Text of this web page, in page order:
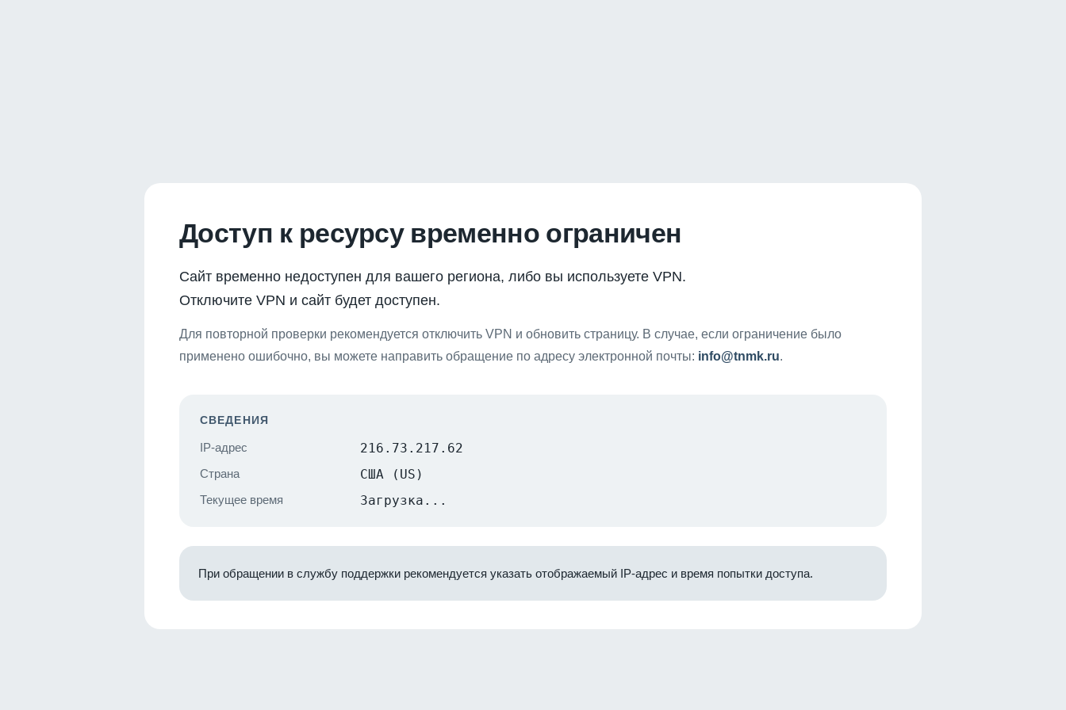
Доступ к ресурсу временно ограничен
Сайт временно недоступен для вашего региона, либо вы используете VPN.
Отключите VPN и сайт будет доступен.
Для повторной проверки рекомендуется отключить VPN и обновить страницу. В случае, если ограничение было
применено ошибочно, вы можете направить обращение по адресу электронной почты: info@tnmk.ru.
СВЕДЕНИЯ
IP-адрес 216.73.217.62
Страна США (US)
Текущее время Загрузка...
При обращении в службу поддержки рекомендуется указать отображаемый IP-адрес и время попытки доступа.